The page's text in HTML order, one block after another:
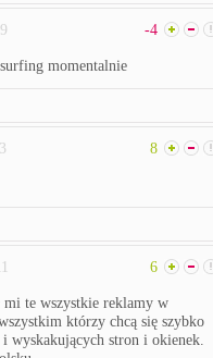
-4
momentalnie
8
6
mi te wszystkie reklamy w
którzy chcą się szybko
wyskakujących stron i okienek.